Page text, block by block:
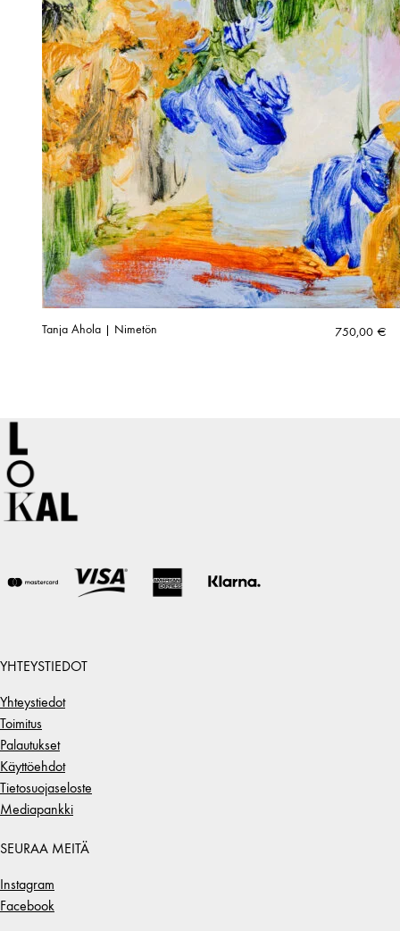
Tanja Ahola | Nimetön 750,00 €
YHTEYSTIEDOT
Yhteystiedot
Toimitus
Palautukset
Käyttöehdot
Tietosuojaseloste
Mediapankki
SEURAA MEITÄ
Instagram
Facebook